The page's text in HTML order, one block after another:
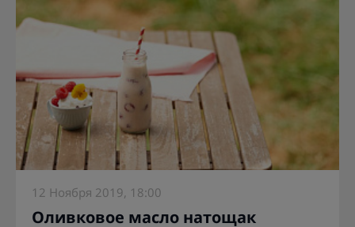
12 Ноября 2019, 18:00
Оливковое масло натощак